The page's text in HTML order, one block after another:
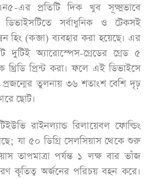
এর প্রতিটি দিক খুব সূক্ষ্মভাবে
সর্বাধুনিক ও টেকসই
হিং (কব্জা) ব্যবহার করা হয়েছে। এর
দুটিই অ্যারোস্পেস-গ্রেডের গ্রেড ৫
থ্রিডি প্রিন্ট করা। ফলে এই ডিভাইসে
তুলনায় ৩৬ শতাংশ বেশি দৃঢ়
ছোট।
রাইনল্যান্ড রিলায়েবল ফোল্ডিং
যা ৫০ ডিগ্রি সেলসিয়াস থেকে শুরু
তাপমাত্রা পর্যন্ত ১ লক্ষ বার ভাঁজ
কৃতিত্ব অর্জনের পরিচয় বহন করে।